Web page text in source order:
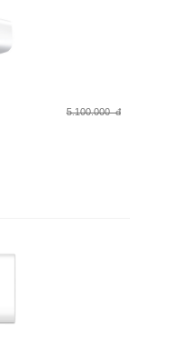
5.100.000 đ